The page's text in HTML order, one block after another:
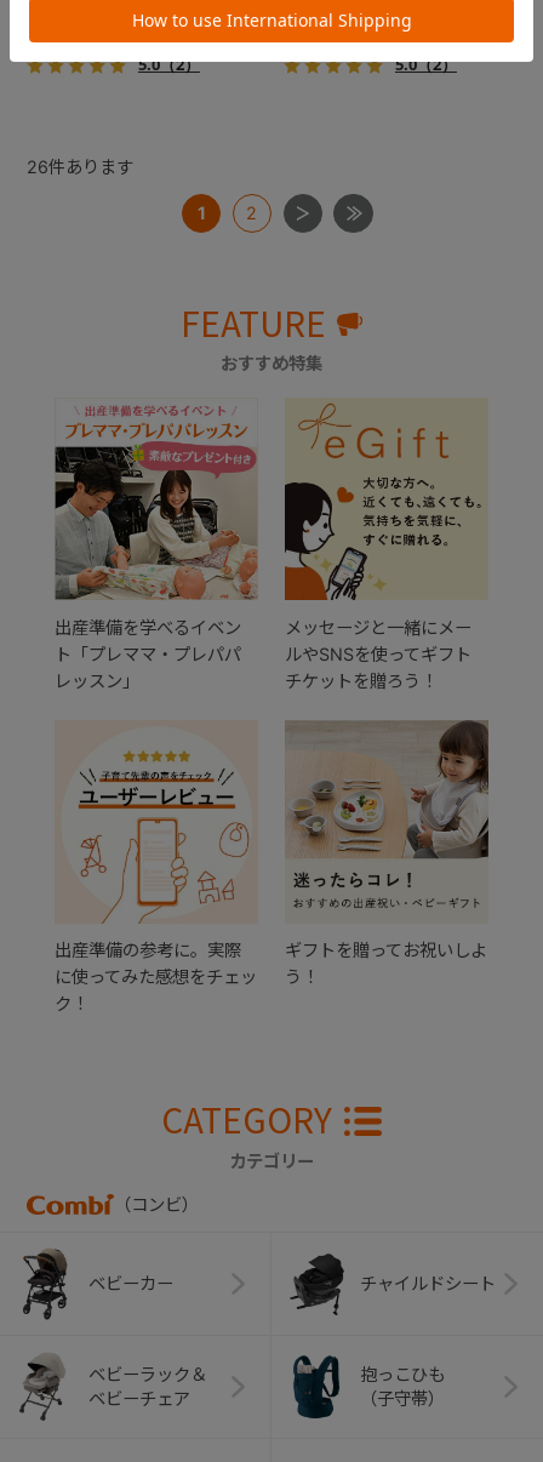
ゃんやネコちゃんの抜け出し
を防止！キャリー部前面にメ
ッシュがプラスされた通気性
￥39,600
5.0（2）
ゃんやネコちゃんの抜け出し
を防止！キャリー部前面にメ
ッシュがプラスされた通気性
￥39,600
5.0（2）
26件あります
1 2
FEATURE
おすすめ特集
出産準備を学べるイベン
ト「プレママ・プレパパ
レッスン」
メッセージと一緒にメー
ルやSNSを使ってギフト
チケットを贈ろう！
出産準備の参考に。実際
に使ってみた感想をチェッ
ク！
ギフトを贈ってお祝いしよ
う！
CATEGORY
カテゴリー
（コンビ）
ベビーカー チャイルドシート
ベビーラック＆
ベビーチェア
抱っこひも
（子守帯）